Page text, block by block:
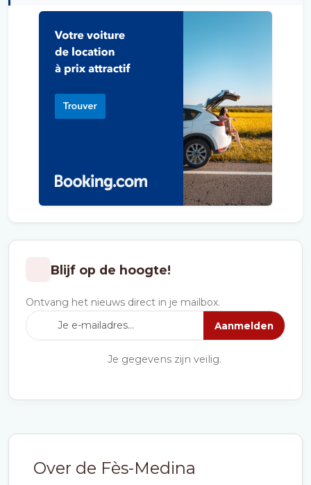
Over de Fès-Medina
Blijf op de hoogte!
Ontvang het nieuws direct in je mailbox.
Aanmelden
Je gegevens zijn veilig.